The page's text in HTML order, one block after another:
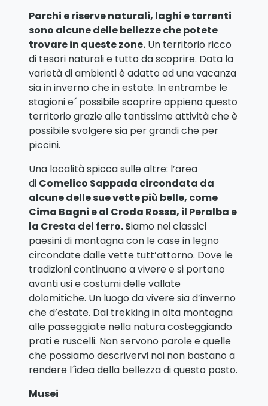
Parchi e riserve naturali, laghi e torrenti
sono alcune delle bellezze che potete
trovare in queste zone. Un territorio ricco
di tesori naturali e tutto da scoprire. Data la
varietà di ambienti è adatto ad una vacanza
sia in inverno che in estate. In entrambe le
stagioni e´ possibile scoprire appieno questo
territorio grazie alle tantissime attività che è
possibile svolgere sia per grandi che per
piccini.
Una località spicca sulle altre: l’area
di Comelico Sappada circondata da
alcune delle sue vette più belle, come
Cima Bagni e al Croda Rossa, il Peralba e
la Cresta del ferro. Siamo nei classici
paesini di montagna con le case in legno
circondate dalle vette tutt’attorno. Dove le
tradizioni continuano a vivere e si portano
avanti usi e costumi delle vallate
dolomitiche. Un luogo da vivere sia d’inverno
che d’estate. Dal trekking in alta montagna
alle passeggiate nella natura costeggiando
prati e ruscelli. Non servono parole e quelle
che possiamo descrivervi noi non bastano a
rendere l´idea della bellezza di questo posto.
Musei